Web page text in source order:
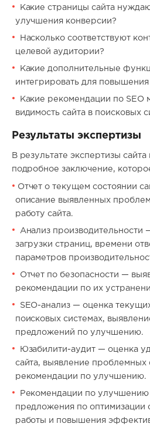
Какие страницы сайта
улучшения конверсии?
Насколько соответствуют
целевой аудитории?
Какие дополнительные
интегрировать для
Какие рекомендации по SEO
видимость сайта в поисковых
Результаты экспертизы
В результате экспертизы сайта
подробное заключение,
Отчет о текущем состоянии
описание выявленных
работу сайта.
Анализ производительности
загрузки страниц, времени
параметров
Отчет по безопасности —
рекомендации по их
SEO-анализ — оценка
поисковых системах,
предложений по улучшению.
Юзабилити-аудит — оценка
сайта, выявление проблемных
рекомендации по улучшению.
Рекомендации по
предложения по оптимизации
работы и повышения